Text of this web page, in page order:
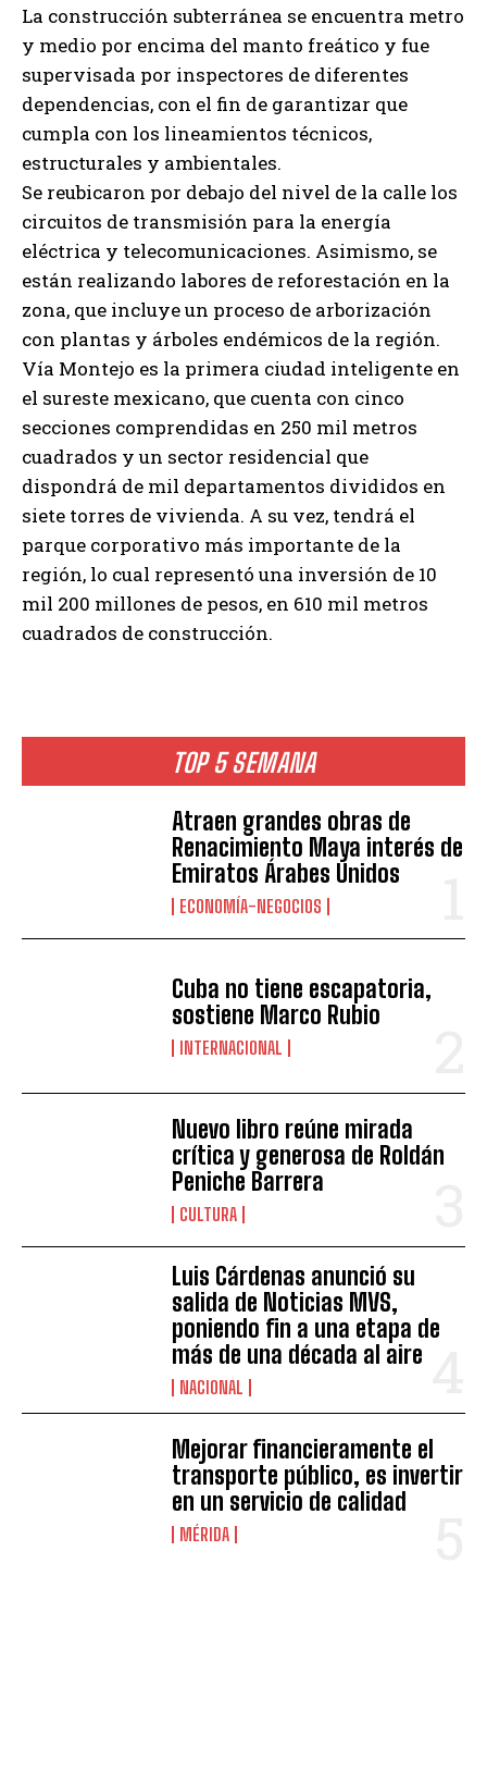
TOP 5 SEMANA
Atraen grandes obras de
Renacimiento Maya interés de
Emiratos Árabes Unidos
ECONOMÍA-NEGOCIOS
Cuba no tiene escapatoria,
sostiene Marco Rubio
INTERNACIONAL
Nuevo libro reúne mirada
crítica y generosa de Roldán
Peniche Barrera
CULTURA
Luis Cárdenas anunció su
salida de Noticias MVS,
poniendo fin a una etapa de
más de una década al aire
NACIONAL
Mejorar financieramente el
transporte público, es invertir
en un servicio de calidad
MÉRIDA
La construcción subterránea se encuentra metro
y medio por encima del manto freático y fue
supervisada por inspectores de diferentes
dependencias, con el fin de garantizar que
cumpla con los lineamientos técnicos,
estructurales y ambientales.
Se reubicaron por debajo del nivel de la calle los
circuitos de transmisión para la energía
eléctrica y telecomunicaciones. Asimismo, se
están realizando labores de reforestación en la
zona, que incluye un proceso de arborización
con plantas y árboles endémicos de la región.
Vía Montejo es la primera ciudad inteligente en
el sureste mexicano, que cuenta con cinco
secciones comprendidas en 250 mil metros
cuadrados y un sector residencial que
dispondrá de mil departamentos divididos en
siete torres de vivienda. A su vez, tendrá el
parque corporativo más importante de la
región, lo cual representó una inversión de 10
mil 200 millones de pesos, en 610 mil metros
cuadrados de construcción.